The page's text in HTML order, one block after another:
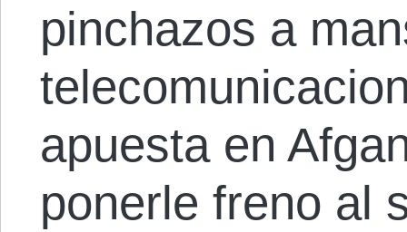
pinchazos a
apuesta en
ponerle freno al